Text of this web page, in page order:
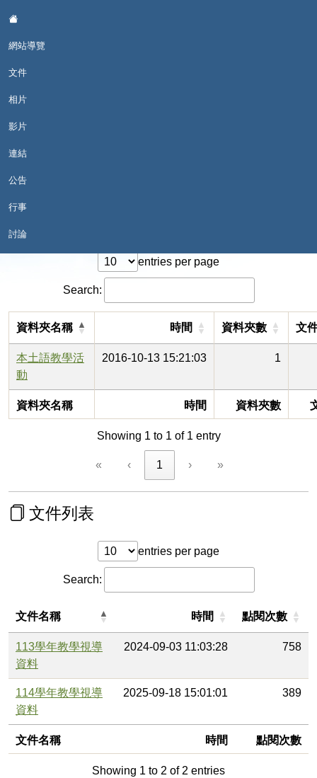
網站導覽
文件
相片
影片
連結
公告
行事
討論
entries per page
Search:
資料夾名稱 時間 資料夾數 文
資料夾名稱 時間 資料夾數
本土語教學活
動
2016-10-13 15:21:03 1
Showing 1 to 1 of 1 entry
« ‹ 1 › »
文件列表
entries per page
Search:
文件名稱 時間 點閱次數
文件名稱 時間 點閱次數
113學年教學視導
資料
2024-09-03 11:03:28 758
114學年教學視導
資料
2025-09-18 15:01:01 389
Showing 1 to 2 of 2 entries